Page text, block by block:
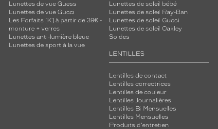
Lunettes de vue Guess
Lunettes de vue Gucci
Les Forfaits [K] à partir de 39€ -
monture + verres
Lunettes anti-lumière bleue
Lunettes de sport à la vue
Lunettes de soleil bébé
Lunettes de soleil Ray-Ban
Lunettes de soleil Gucci
Lunettes de soleil Oakley
Soldes
LENTILLES
Lentilles de contact
Lentilles correctrices
Lentilles de couleur
Lentilles Journalières
Lentilles Bi Mensuelles
Lentilles Mensuelles
Produits d'entretien